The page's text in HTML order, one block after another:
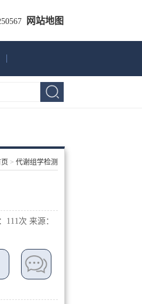
网站地图
> 代谢组学检测
1 11次 来源：